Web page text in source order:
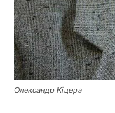
Олександр Кіцера